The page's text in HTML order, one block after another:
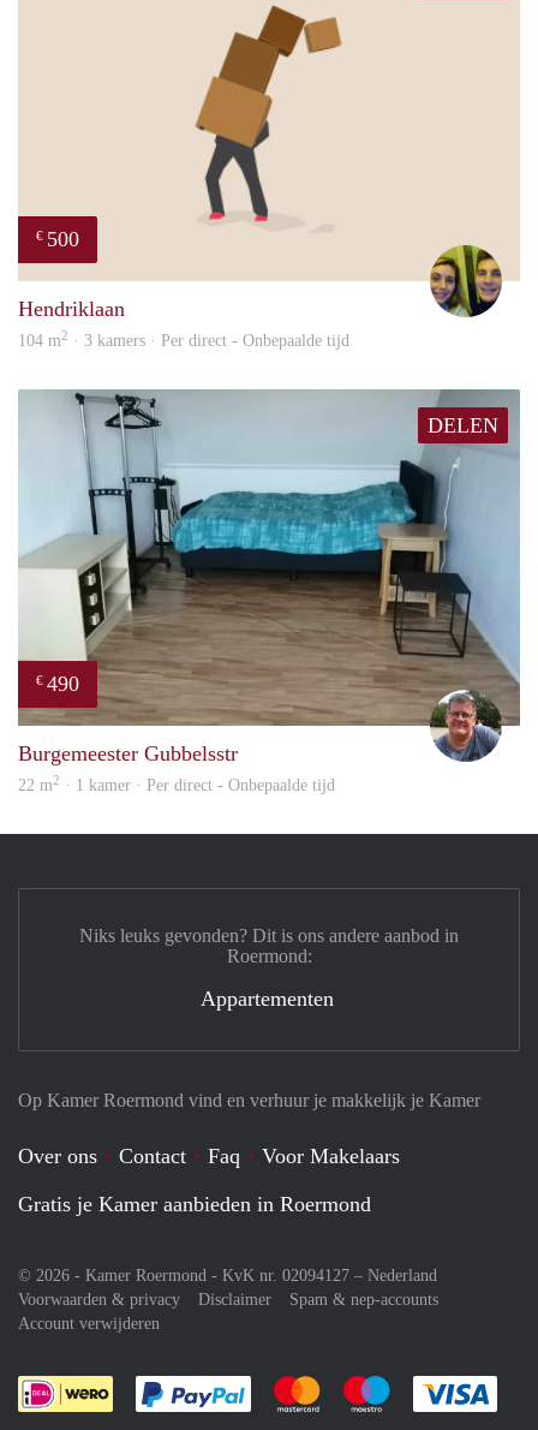
€ 500
Hendriklaan
104 m2 · 3 kamers · Per direct - Onbepaalde tijd
DELEN
€ 490
Burgemeester Gubbelsstr
22 m2 · 1 kamer · Per direct - Onbepaalde tijd
Op Kamer Roermond vind en verhuur je makkelijk je Kamer
Over ons Contact Faq
Voor Makelaars
Gratis je Kamer aanbieden in Roermond
© 2026 - Kamer Roermond - KvK nr. 02094127 – Nederland
Voorwaarden & privacy
Disclaimer
Spam & nep-accounts
Account verwijderen
Je rekent gemakkelijk af met Paypal
Je rekent gemakkelijk af met
Je rekent
Niks leuks gevonden? Dit is ons andere aanbod in
Roermond:
Appartementen